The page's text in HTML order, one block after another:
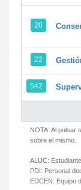
20
22
542
NOTA: Al pulsar
sobre el mismo.
ALUC:
PDI: Personal
EDCEN: Equipo